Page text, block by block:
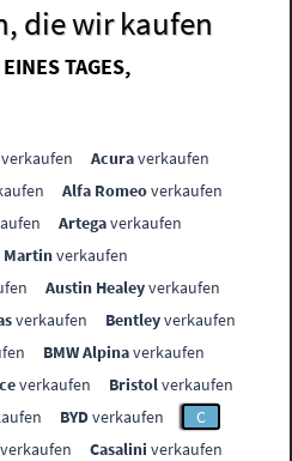
die wir kaufen
TAGES,
verkaufen Acuraverkaufen
Alfa Romeoverkaufen
Artegaverkaufen
Martinverkaufen
Austin Healeyverkaufen
verkaufen Bentleyverkaufen
BMW Alpinaverkaufen
verkaufen Bristolverkaufen
BYDverkaufen
C
verkaufen Casalini verkaufen